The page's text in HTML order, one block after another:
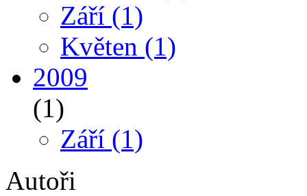
Září (1)
Květen (1)
2009
(1)
Září (1)
Autoři